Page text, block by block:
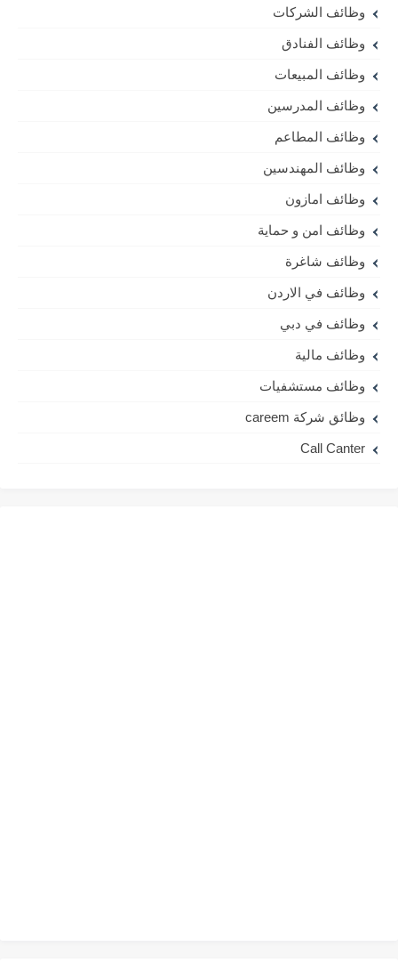
وظائف الشركات
وظائف الفنادق
وظائف المبيعات
وظائف المدرسين
وظائف المطاعم
وظائف المهندسين
وظائف امازون
وظائف امن و حماية
وظائف شاغرة
وظائف في الاردن
وظائف في دبي
وظائف مالية
وظائف مستشفيات
وظائق شركة careem
Call Canter